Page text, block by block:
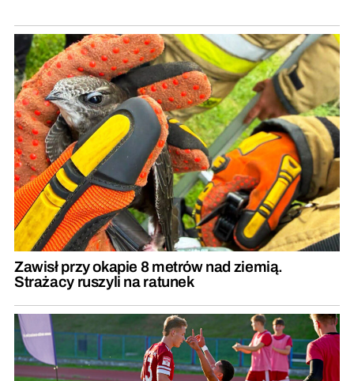
Zawisł przy okapie 8 metrów nad ziemią.
Strażacy ruszyli na ratunek